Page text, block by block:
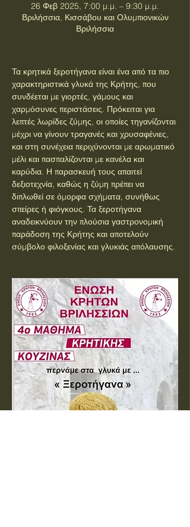
26 Φεβ 2025, 7:00 μ.μ. – 9:30 μ.μ.
Βριλήσσια, Κισσάβου και Ολυμπιονικών
Βριλήσσια
Τα κρητικά ξεροτήγανα είναι ένα από τα πιο
χαρακτηριστικά γλυκά της Κρήτης, που
συνδέεται με γιορτές, γάμους και
χαρμόσυνες περιστάσεις. Πρόκειται για
λεπτές λωρίδες ζύμης, οι οποίες τηγανίζονται
μέχρι να γίνουν τραγανές και χρυσαφένιες,
και στη συνέχεια περιχύνονται με αρωματικό
μέλι και πασπαλίζονται με κανέλα και
καρύδια. Η παρασκευή τους απαιτεί
δεξιοτεχνία, καθώς η ζύμη πρέπει να
διπλωθεί σε όμορφα σχήματα, συνήθως
σπείρες ή φιόγκους. Τα ξεροτήγανα
αναδεικνύουν την πλούσια γαστρονομική
παράδοση της Κρήτης και αποτελούν
σύμβολο φιλοξενίας και γλυκιάς απόλαυσης.